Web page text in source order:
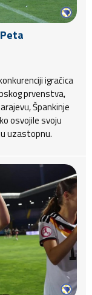
igračica
prvenstva,
Špankinje
osvojile svoju
uzastopnu.